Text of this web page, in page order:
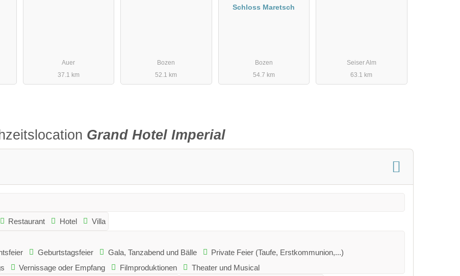
Auer
37.1 km
Bozen
52.1 km
Schloss Maretsch
Bozen
54.7 km
Seiser Alm
63.1 km
Grand Hotel Imperial
Restaurant Hotel Villa
Geburtstagsfeier Gala, Tanzabend und Bälle
Private Feier (Taufe, Erstkommunion,...)
Vernissage oder Empfang Filmproduktionen
Theater und Musical